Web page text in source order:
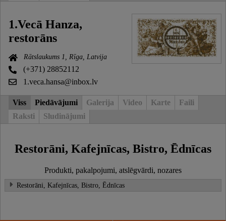
1.Vecā Hanza,
restorāns
Rātslaukums 1, Rīga, Latvija
(+371) 28852112
1.veca.hansa@inbox.lv
Viss Piedāvājumi Galerija Video Karte
Faili
Raksti
Sludinājumi
Restorāni, Kafejnīcas, Bistro, Ēdnīcas
Produkti, pakalpojumi, atslēgvārdi, nozares
Restorāni, Kafejnīcas, Bistro, Ēdnīcas